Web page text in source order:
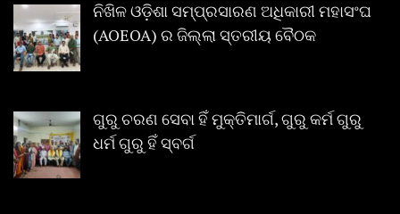
ନିଖିଳ ଓଡ଼ିଶା ସମ୍ପ୍ରସାରଣ ଅଧିକାରୀ ମହାସଂଘ
(AOEOA) ର ଜିଲ୍ଲା ସ୍ତରୀୟ ବୈଠକ
ଗୁରୁ ଚରଣ ସେବା ହିଁ ମୁକ୍ତିମାର୍ଗ, ଗୁରୁ କର୍ମ ଗୁରୁ
ଧର୍ମ ଗୁରୁ ହିଁ ସ୍ବର୍ଗ